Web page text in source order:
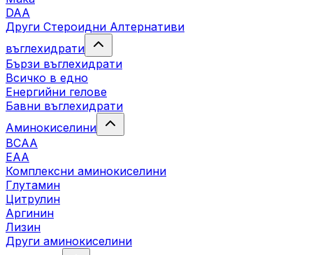
DAA
Други Стероидни Алтернативи
въглехидрати
Бързи въглехидрати
Всичко в едно
Енергийни гелове
Бавни въглехидрати
Аминокиселини
BCAA
EAA
Комплексни аминокиселини
Глутамин
Цитрулин
Аргинин
Лизин
Други аминокиселини